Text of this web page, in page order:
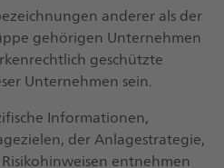
anderer als der
gehörigen Unternehmen
geschützte
Unternehmen sein.
Informationen,
der Anlagestrategie,
entnehmen